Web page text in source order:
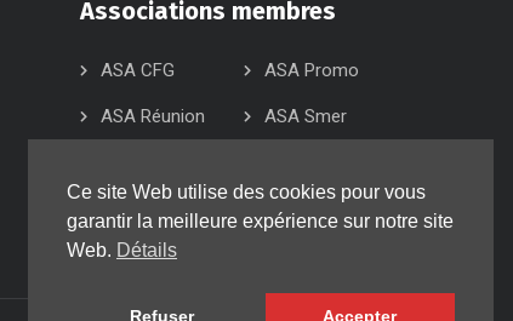
Associations membres
ASA CFG ASA Promo
ASA Réunion ASA Smer
ASK KCB ASK KCD
Ce site Web utilise des cookies pour vous
garantir la meilleure expérience sur notre site
Web. Détails
Refuser Accepter